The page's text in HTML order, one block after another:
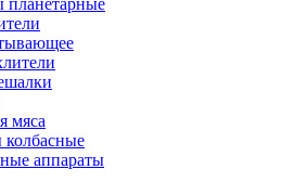
мяса
аппараты